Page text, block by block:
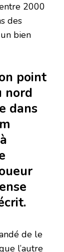
2000
des
bien
point
nord
dans
de le
l’autre